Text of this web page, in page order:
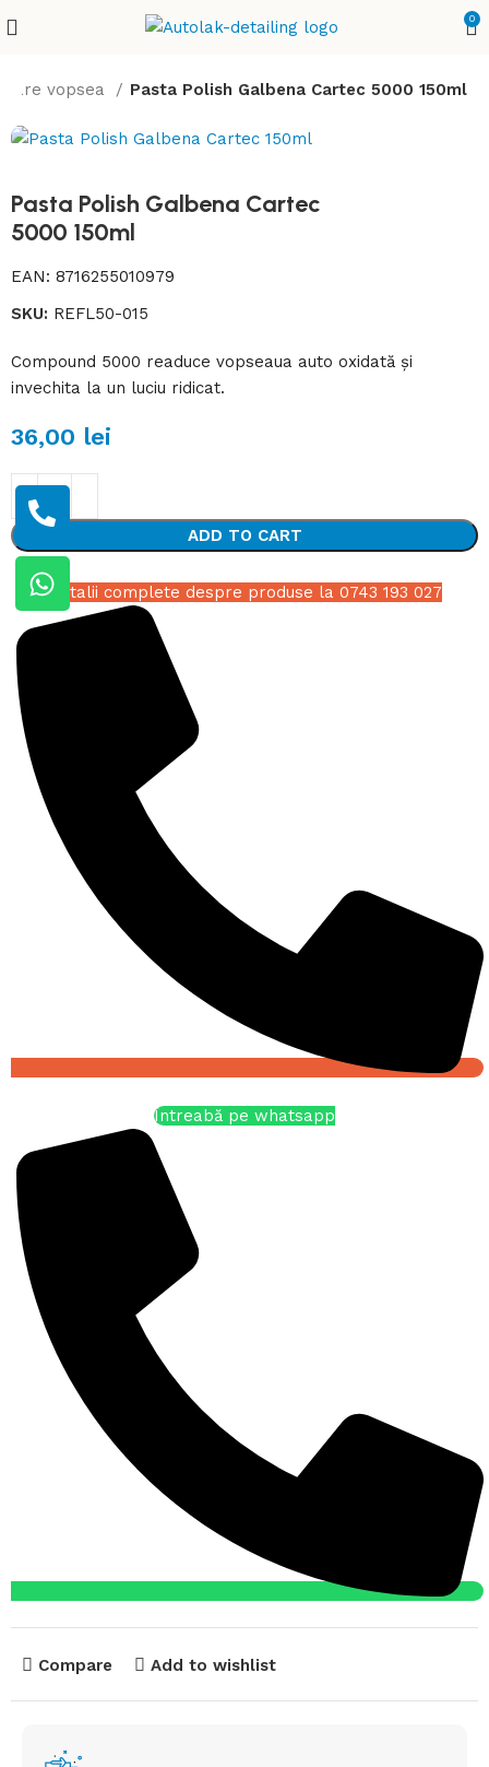
0
vopsea Pasta Polish Galbena Cartec 5000 150ml
Pasta Polish Galbena Cartec
5000 150ml
EAN:8716255010979
SKU: REFL50-015
Compound 5000 readuce vopseaua auto oxidată și
invechita la un luciu ridicat.
36,00 lei
ADD TO CART
Detalii complete despre produse la 0743 193 027
Întreabă pe whatsapp
Compare Add to wishlist